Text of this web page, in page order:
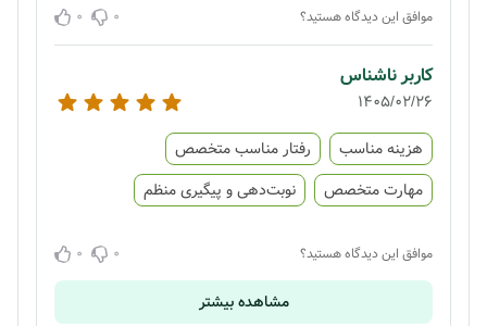
موافق این دیدگاه هستید؟ 0
0
کاربر ناشناس
1405/02/26
هزینه مناسب
رفتار مناسب متخصص
مهارت متخصص
نوبت‌دهی و پیگیری منظم
موافق این دیدگاه هستید؟ 0
0
مشاهده بیشتر